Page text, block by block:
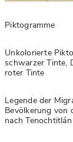
Piktogramme
Unkolorierte
schwarzer Tinte,
roter Tinte
Legende der
Bevölkerung von
nach Tenochtitlán